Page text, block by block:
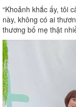
“Khoảnh khắc ấy, tôi
này, không có ai
thương bố mẹ thật